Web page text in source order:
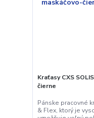
Kraťasy CXS
čierne
Pánske pracovné
& Flex, ktorý je